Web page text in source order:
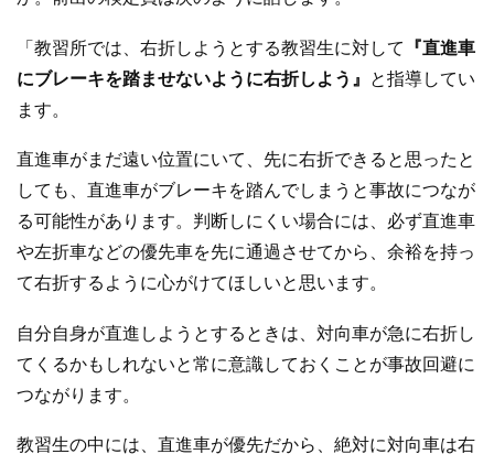
「教習所では、右折しようとする教習生に対して
『直進車
にブレーキを踏ませないように右折しよう』
と指導してい
ます。
直進車がまだ遠い位置にいて、先に右折できると思ったと
しても、直進車がブレーキを踏んでしまうと事故につなが
る可能性があります。判断しにくい場合には、必ず直進車
や左折車などの優先車を先に通過させてから、余裕を持っ
て右折するように心がけてほしいと思います。
自分自身が直進しようとするときは、対向車が急に右折し
てくるかもしれないと常に意識しておくことが事故回避に
つながります。
教習生の中には、直進車が優先だから、絶対に対向車は右